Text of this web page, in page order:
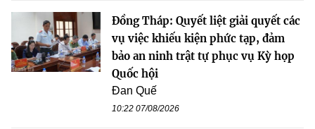
Đồng Tháp: Quyết liệt giải quyết các
vụ việc khiếu kiện phức tạp, đảm
bảo an ninh trật tự phục vụ Kỳ họp
Quốc hội
Đan Quế
10:22 07/08/2026